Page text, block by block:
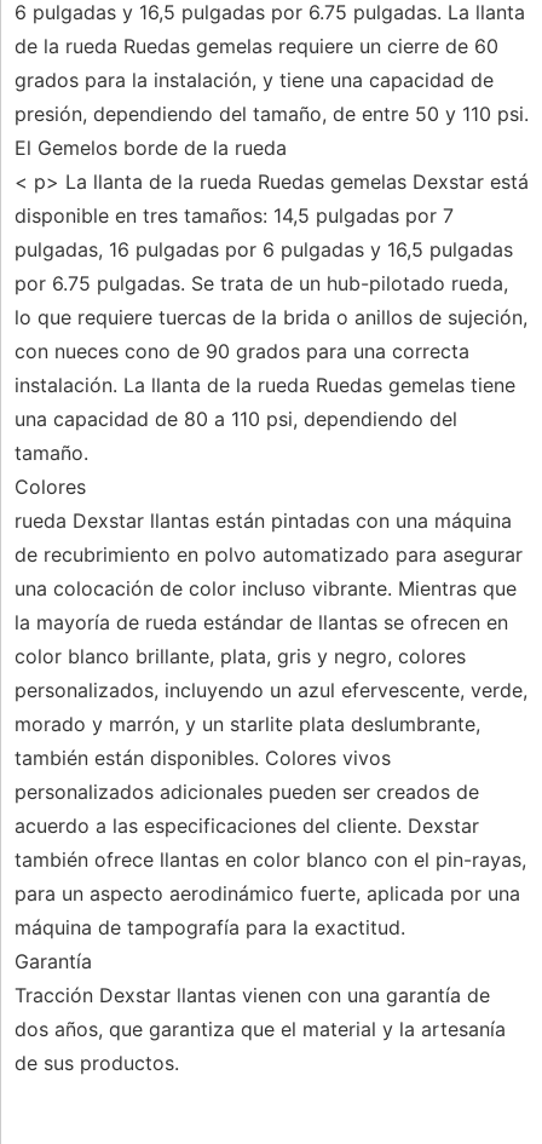
6 pulgadas y 16,5 pulgadas por 6.75 pulgadas. La llanta
de la rueda Ruedas gemelas requiere un cierre de 60
grados para la instalación, y tiene una capacidad de
presión, dependiendo del tamaño, de entre 50 y 110 psi.
El Gemelos borde de la rueda
< p> La llanta de la rueda Ruedas gemelas Dexstar está
disponible en tres tamaños: 14,5 pulgadas por 7
pulgadas, 16 pulgadas por 6 pulgadas y 16,5 pulgadas
por 6.75 pulgadas. Se trata de un hub-pilotado rueda,
lo que requiere tuercas de la brida o anillos de sujeción,
con nueces cono de 90 grados para una correcta
instalación. La llanta de la rueda Ruedas gemelas tiene
una capacidad de 80 a 110 psi, dependiendo del
tamaño.
Colores
rueda Dexstar llantas están pintadas con una máquina
de recubrimiento en polvo automatizado para asegurar
una colocación de color incluso vibrante. Mientras que
la mayoría de rueda estándar de llantas se ofrecen en
color blanco brillante, plata, gris y negro, colores
personalizados, incluyendo un azul efervescente, verde,
morado y marrón, y un starlite plata deslumbrante,
también están disponibles. Colores vivos
personalizados adicionales pueden ser creados de
acuerdo a las especificaciones del cliente. Dexstar
también ofrece llantas en color blanco con el pin-rayas,
para un aspecto aerodinámico fuerte, aplicada por una
máquina de tampografía para la exactitud.
Garantía
Tracción Dexstar llantas vienen con una garantía de
dos años, que garantiza que el material y la artesanía
de sus productos.